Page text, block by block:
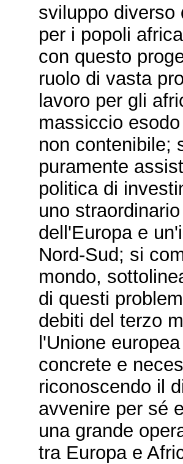
sviluppo diverso
per i popoli
con questo
ruolo di vasta
lavoro per gli
massiccio
non contenibile;
puramente
politica di
uno
dell'Europa e
Nord-Sud; si
mondo,
di questi
debiti del terzo
l'Unione
concrete e
riconoscendo il
avvenire per sé
una grande
tra Europa e